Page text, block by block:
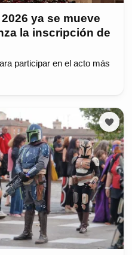
ya se mueve
la inscripción de
participar en el acto más